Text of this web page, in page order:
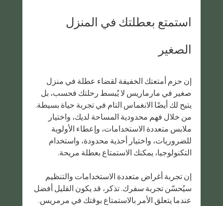
استمتع بعطلتك في المنزل
الصغير
إن حزم أمتعتك الخفيفة لقضاء عطلة في منزل
صغير في مارماريس لا يُبسط رحلتك فحسب، بل
يتيح لك أيضًا الانغماس التام في تجربة حياة بسيطة.
من خلال فهم محدودية المساحة لديك، واختيار
ملابس متعددة الاستخدامات، وإعطاء الأولوية
للضروريات، واختيار أحذية محدودة، واستخدام
التكنولوجيا، يمكنك الاستمتاع بعطلة مريحة.
إن تجربة أغراض متعددة الاستخدامات والتنظيم
سيُحسّن تجربة سفرك. تذكر، قد يكون القليل أفضل
عندما يتعلق الأمر بالاستمتاع بوقتك في مرمريس.